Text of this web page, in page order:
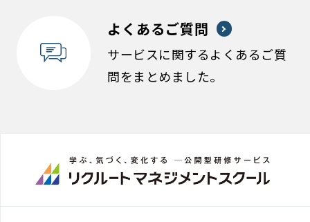
よくあるご質問
サービスに関するよくあるご質
問をまとめました。